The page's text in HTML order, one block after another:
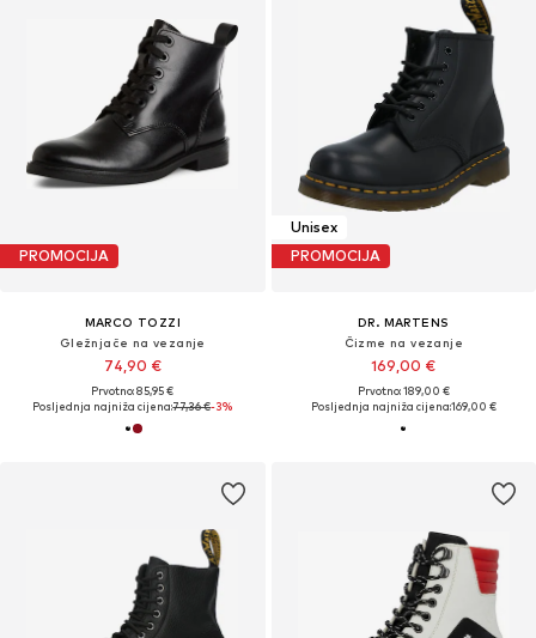
PROMOCIJA
MARCO TOZZI
Gležnjače na vezanje
74,90 €
Prvotno: 85,95 €
Posljednja najniža cijena:77,36 €-3%
Unisex
PROMOCIJA
DR. MARTENS
Čizme na vezanje
169,00 €
Prvotno: 189,00 €
Posljednja najniža cijena:169,00 €